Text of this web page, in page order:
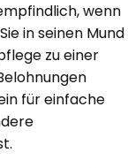
wenn
in seinen Mund
zu einer
für einfache